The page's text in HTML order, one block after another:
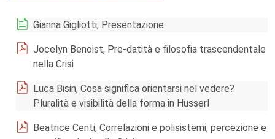
Gianna Gigliotti, Presentazione
Jocelyn Benoist, Pre-datità e filosofia trascendentale
nella Crisi
Luca Bisin, Cosa significa orientarsi nel vedere?
Pluralità e visibilità della forma in Husserl
Beatrice Centi, Correlazioni e polisistemi, percezione e